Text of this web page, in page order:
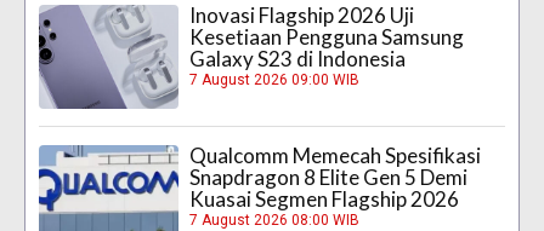
Inovasi Flagship 2026 Uji
Kesetiaan Pengguna Samsung
Galaxy S23 di Indonesia
7 August 2026 09:00 WIB
Qualcomm Memecah Spesifikasi
Snapdragon 8 Elite Gen 5 Demi
Kuasai Segmen Flagship 2026
7 August 2026 08:00 WIB